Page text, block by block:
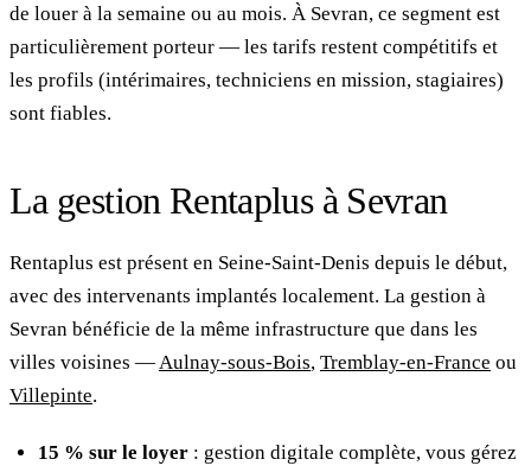
de louer à la semaine ou au mois. À Sevran, ce segment est
particulièrement porteur — les tarifs restent compétitifs et
les profils (intérimaires, techniciens en mission, stagiaires)
sont fiables.
La gestion Rentaplus à Sevran
Rentaplus est présent en Seine-Saint-Denis depuis le début,
avec des intervenants implantés localement. La gestion à
Sevran bénéficie de la même infrastructure que dans les
villes voisines —Aulnay-sous-Bois, Tremblay-en-France ou
Villepinte.
15 % sur le loyer : gestion digitale complète, vous gérez